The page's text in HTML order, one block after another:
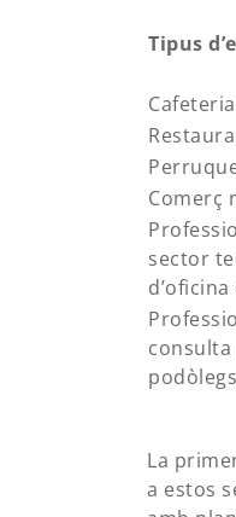
Tipus
Cafeteria
Comerç
sector
La
a estos